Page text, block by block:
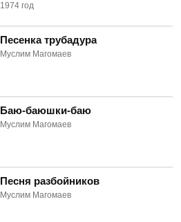
1974 год
Песенка трубадура
Муслим Магомаев
Баю-баюшки-баю
Муслим Магомаев
Песня разбойников
Муслим Магомаев